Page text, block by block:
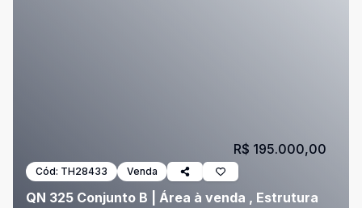
Cód: TH28433 Venda
QN 325 Conjunto B | Área à venda , Estrutura
R$ 195.000,00